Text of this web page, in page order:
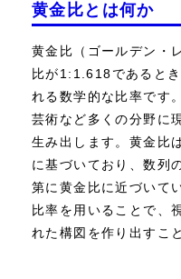
黄金比とは何か
黄金比（ゴールデン・
比が1:1.618であると
れる数学的な比率です
芸術など多くの分野に
生み出します。黄金比
に基づいており、数列
第に黄金比に近づいて
比率を用いることで、
れた構図を作り出すこ